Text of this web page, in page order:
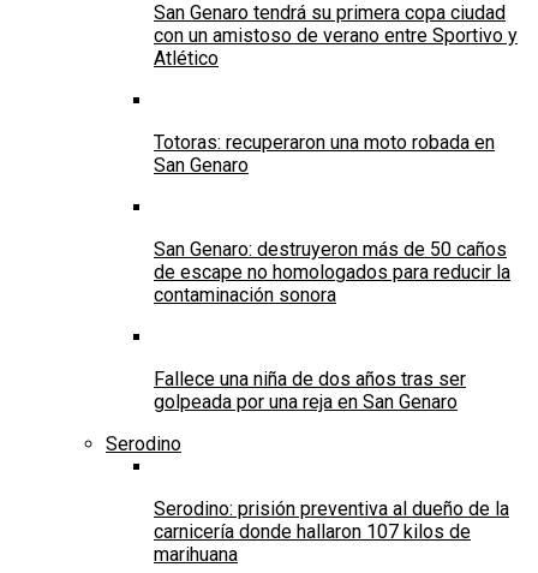
San Genaro tendrá su primera copa ciudad
con un amistoso de verano entre Sportivo y
Atlético
Totoras: recuperaron una moto robada en
San Genaro
San Genaro: destruyeron más de 50 caños
de escape no homologados para reducir la
contaminación sonora
Fallece una niña de dos años tras ser
golpeada por una reja en San Genaro
Serodino
Serodino: prisión preventiva al dueño de la
carnicería donde hallaron 107 kilos de
marihuana